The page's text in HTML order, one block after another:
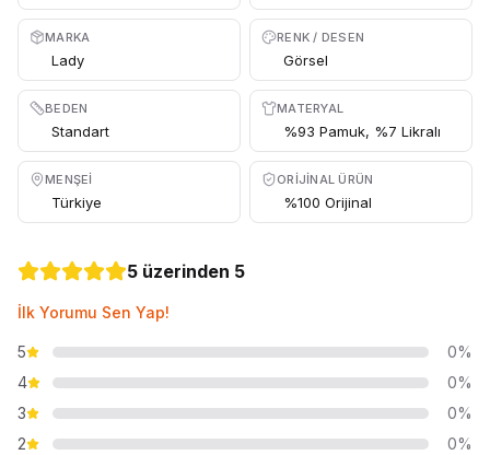
MARKA
Lady
RENK / DESEN
Görsel
BEDEN
Standart
MATERYAL
%93 Pamuk, %7 Likralı
MENŞEI
Türkiye
ORIJINAL ÜRÜN
%100 Orijinal
5 üzerinden 5
İlk Yorumu Sen Yap!
5
0%
4
0%
3
0%
2
0%